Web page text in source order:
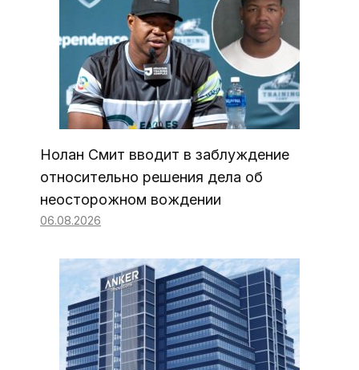
Нолан Смит вводит в заблуждение
относительно решения дела об
неосторожном вождении
06.08.2026